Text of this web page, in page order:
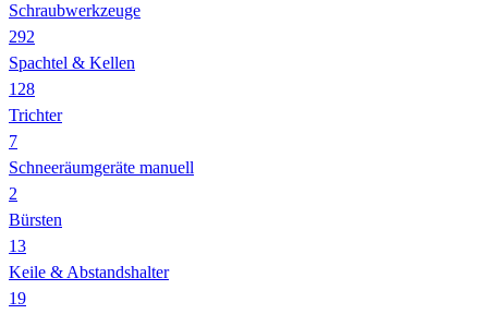
Schraubwerkzeuge
292
Spachtel & Kellen
128
Trichter
7
Schneeräumgeräte manuell
2
Bürsten
13
Keile & Abstandshalter
19